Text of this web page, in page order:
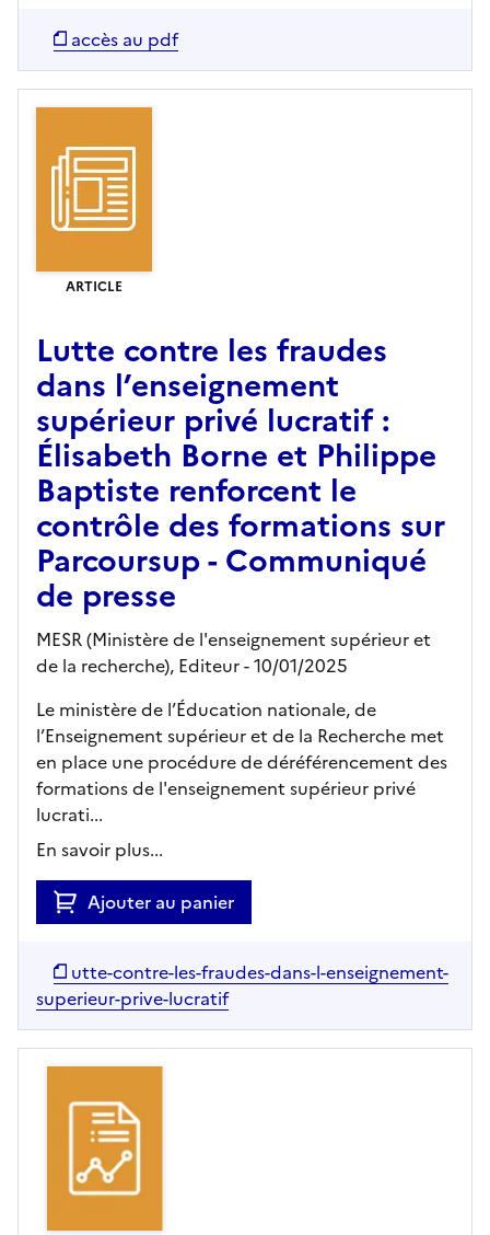
accès au pdf
ARTICLE
Lutte contre les fraudes
dans l’enseignement
supérieur privé lucratif :
Élisabeth Borne et Philippe
Baptiste renforcent le
contrôle des formations sur
Parcoursup - Communiqué
de presse
MESR (Ministère de l'enseignement supérieur et
de la recherche), Editeur- 10/01/2025
Le ministère de l’Éducation nationale, de
l’Enseignement supérieur et de la Recherche met
en place une procédure de déréférencement des
formations de l'enseignement supérieur privé
lucrati...
En savoir plus...
Ajouter au panier
utte-contre-les-fraudes-dans-l-enseignement-
superieur-prive-lucratif